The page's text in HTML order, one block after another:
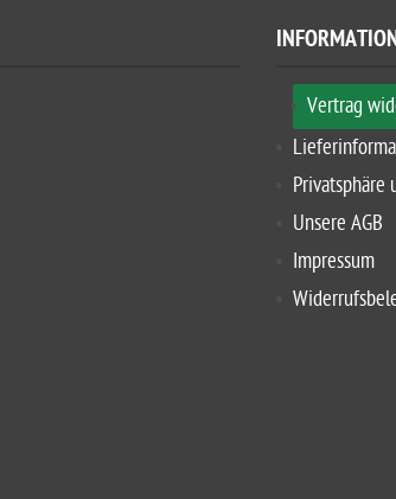
Vertrag
Privatsphäre
Unsere AGB
Impressum